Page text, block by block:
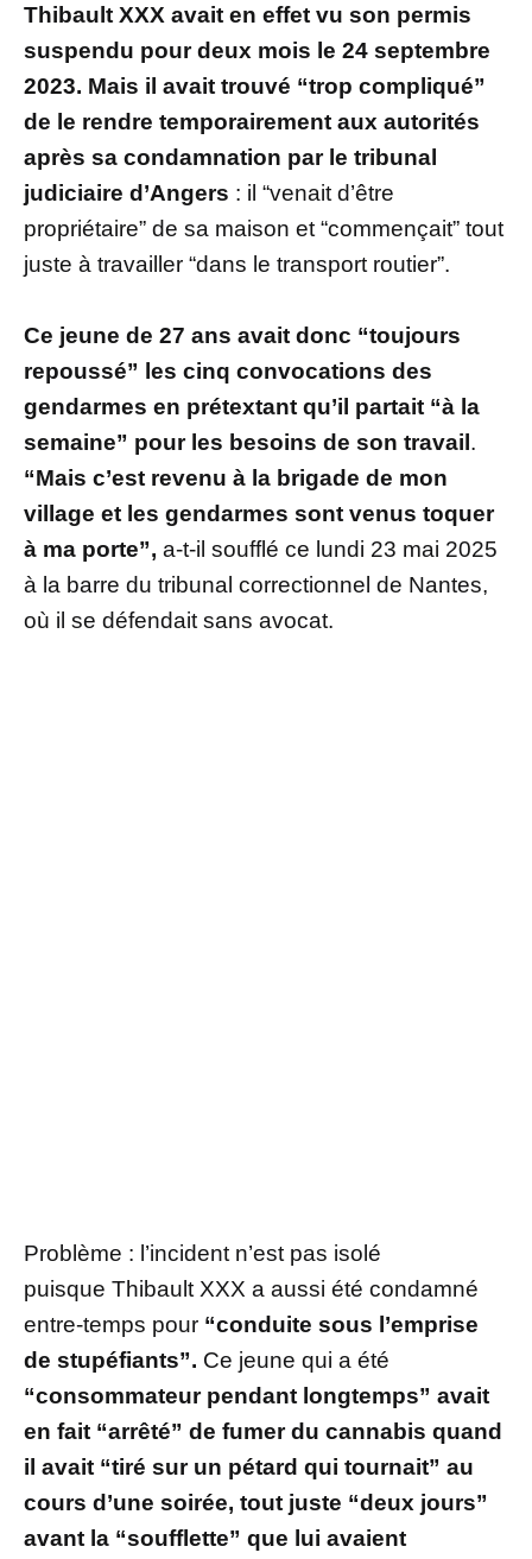
Thibault XXX avait en effet vu son permis
suspendu pour deux mois le 24 septembre
2023. Mais il avait trouvé “trop compliqué”
de le rendre temporairement aux autorités
après sa condamnation par le tribunal
judiciaire d’Angers : il “venait d’être
propriétaire” de sa maison et “commençait” tout
juste à travailler “dans le transport routier”.
Ce jeune de 27 ans avait donc “toujours
repoussé” les cinq convocations des
gendarmes en prétextant qu’il partait “à la
semaine” pour les besoins de son travail .
“Mais c’est revenu à la brigade de mon
village et les gendarmes sont venus toquer
à ma porte”, a-t-il soufflé ce lundi 23 mai 2025
à la barre du tribunal correctionnel de Nantes,
où il se défendait sans avocat.
Problème : l’incident n’est pas isolé
puisque Thibault XXX a aussi été condamné
entre-temps pour “conduite sous l’emprise
de stupéfiants”. Ce jeune qui a été
“consommateur pendant longtemps” avait
en fait “arrêté” de fumer du cannabis quand
il avait “tiré sur un pétard qui tournait” au
cours d’une soirée, tout juste “deux jours”
avant la “soufflette” que lui avaient